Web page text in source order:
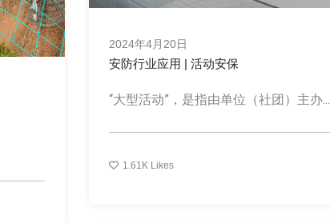
2024年4月20日
安防行业应用 | 活动安保
“大型活动”，是指由单位（社团）主办...
1.61K Likes